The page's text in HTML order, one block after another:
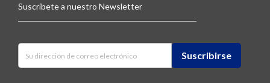
Suscríbete a nuestro Newsletter